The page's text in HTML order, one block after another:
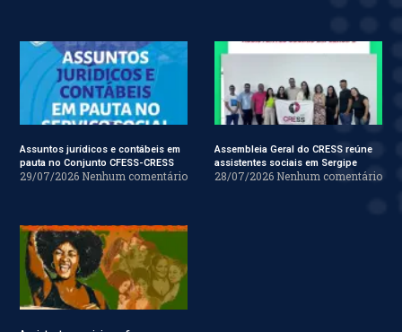
Assuntos jurídicos e contábeis em
pauta no Conjunto CFESS-CRESS
29/07/2026 Nenhum comentário
Assembleia Geral do CRESS reúne
assistentes sociais em Sergipe
28/07/2026 Nenhum comentário